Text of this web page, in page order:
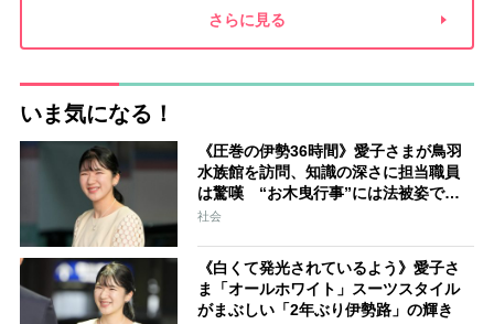
さらに見る
いま気になる！
《圧巻の伊勢36時間》愛子さまが鳥羽
水族館を訪問、知識の深さに担当職員
は驚嘆 “お木曳行事”には法被姿で参
加「市民に交じって一生懸命引いてお
社会
《白くて発光されているよう》愛子さ
ま「オールホワイト」スーツスタイル
がまぶしい「2年ぶり伊勢路」の輝き